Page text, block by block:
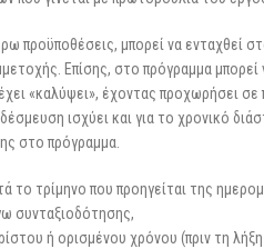
προϋποθέσεις, μπορεί να
Επίσης, στο πρόγραμμα μπορεί
«καλύψει», έχοντας προχωρήσει
ισχύει και για το χρονικό
στο πρόγραμμα.
το τρίμηνο που προηγείται της
συνταξιοδότησης,
ή ορισμένου χρόνου (πριν τη